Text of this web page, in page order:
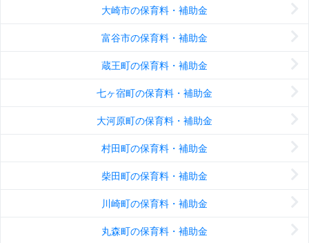
大崎市の保育料・補助金
富谷市の保育料・補助金
蔵王町の保育料・補助金
七ヶ宿町の保育料・補助金
大河原町の保育料・補助金
村田町の保育料・補助金
柴田町の保育料・補助金
川崎町の保育料・補助金
丸森町の保育料・補助金